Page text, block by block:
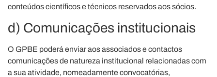
conteúdos científicos e técnicos reservados aos sócios.
d) Comunicações institucionais
O GPBE poderá enviar aos associados e contactos
comunicações de natureza institucional relacionadas com
a sua atividade, nomeadamente convocatórias,